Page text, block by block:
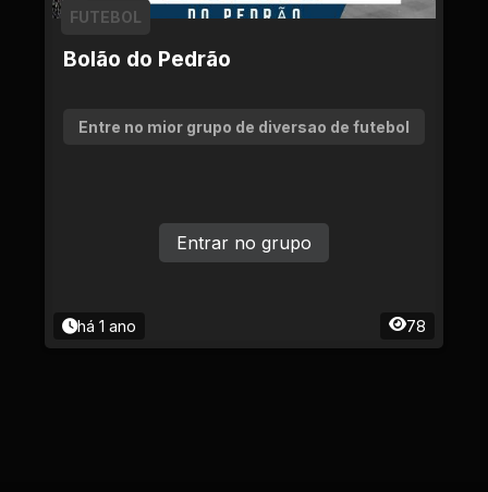
Bolão do Pedrão
FUTEBOL
Entre no mior grupo de diversao de futebol
há 1 ano 78
Entrar no grupo